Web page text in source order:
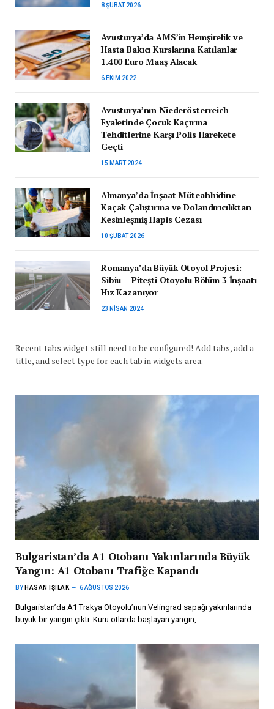
8 ŞUBAT 2026
Avusturya’da AMS’in Hemşirelik ve
Hasta Bakıcı Kurslarına Katılanlar
1.400 Euro Maaş Alacak
6 EKIM 2022
Avusturya’nın Niederösterreich
Eyaletinde Çocuk Kaçırma
Tehditlerine Karşı Polis Harekete
Geçti
15 MART 2024
Almanya’da İnşaat Müteahhidine
Kaçak Çalıştırma ve Dolandırıcılıktan
Kesinleşmiş Hapis Cezası
10 ŞUBAT 2026
Romanya’da Büyük Otoyol Projesi:
Sibiu – Pitești Otoyolu Bölüm 3 İnşaatı
Hız Kazanıyor
23 NISAN 2024
Recent tabs widget still need to be configured! Add tabs, add a
title, and select type for each tab in widgets area.
Bulgaristan’da A1 Otobanı Yakınlarında Büyük
Yangın: A1 Otobanı Trafiğe Kapandı
BY HASAN IŞILAK 6 AĞUSTOS 2026
Bulgaristan’da A1 Trakya Otoyolu’nun Velingrad sapağı yakınlarında
büyük bir yangın çıktı. Kuru otlarda başlayan yangın,…